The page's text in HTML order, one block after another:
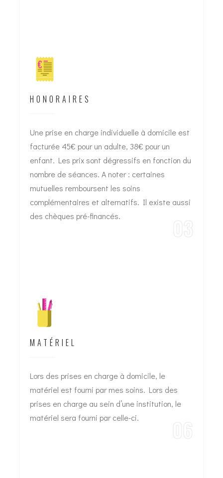
HONORAIRES
Une prise en charge individuelle à domicile est
facturée 45€ pour un adulte, 38€ pour un
enfant. Les prix sont dégressifs en fonction du
nombre de séances. A noter : certaines
mutuelles remboursent les soins
complémentaires et alternatifs. Il existe aussi
des chèques pré-financés.
03
MATÉRIEL
Lors des prises en charge à domicile, le
matériel est fourni par mes soins. Lors des
prises en charge au sein d’une institution, le
matériel sera fourni par celle-ci.
06